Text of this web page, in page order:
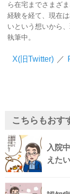
ら在宅までさまざ
経験を経て、現在
いという想いから
執筆中。
X(旧Twitter) ／
こちらもおす
入院
えた